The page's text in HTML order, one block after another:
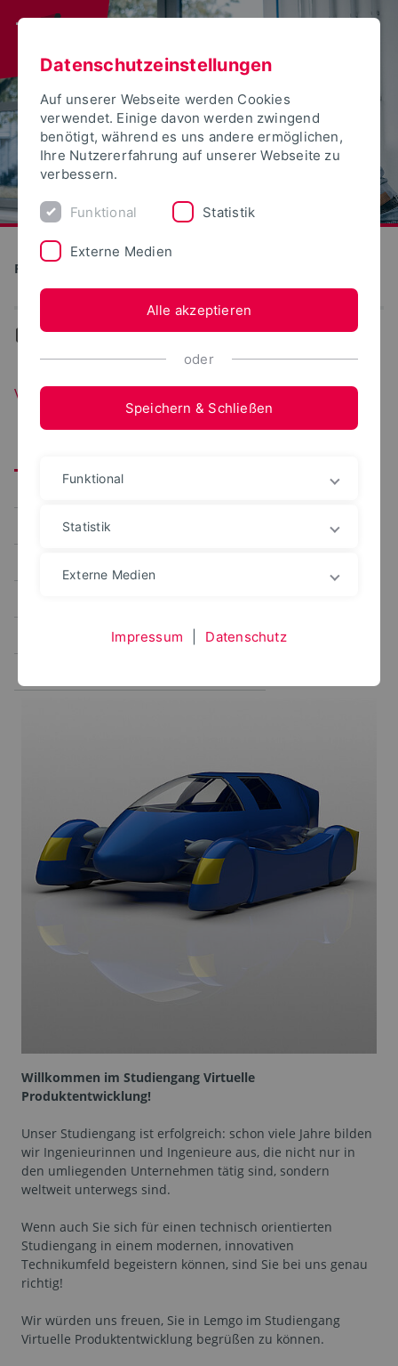
Produktion und Technik
... Virtuelle Produktentwicklung
Virtuelle Produktentwicklung
Planungsraster VPE
Studienmodelle
Bewerbung/Einschreibung
Endlich Erstsemester
Willkommen im Studiengang Virtuelle
Produktentwicklung!
Unser Studiengang ist erfolgreich: schon viele Jahre bilden
wir Ingenieurinnen und Ingenieure aus, die nicht nur in
den umliegenden Unternehmen tätig sind, sondern
weltweit unterwegs sind.
Wenn auch Sie sich für einen technisch orientierten
Studiengang in einem modernen, innovativen
Technikumfeld begeistern können, sind Sie bei uns genau
richtig!
Wir würden uns freuen, Sie in Lemgo im Studiengang
Virtuelle Produktentwicklung begrüßen zu können.
Datenschutzeinstellungen
Auf unserer Webseite werden Cookies
verwendet. Einige davon werden zwingend
benötigt, während es uns andere ermöglichen,
Ihre Nutzererfahrung auf unserer Webseite zu
verbessern.
Funktional Statistik
Externe Medien
Alle akzeptieren
oder
Speichern & Schließen
Funktional
Statistik
Externe Medien
Impressum Datenschutz